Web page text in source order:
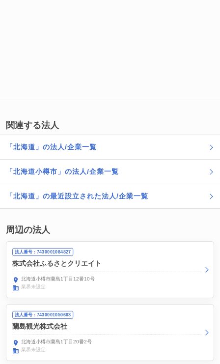
関連する法人
「北海道」の法人/企業一覧
「北海道小樽市」の法人/企業一覧
「北海道」の最近設立された法人/企業一覧
周辺の法人
法人番号：7430001084827
株式会社ふるさとクリエイト
北海道小樽市蘭島1丁目12番10号
業界未設定
法人番号：7430001050663
蘭島観光株式会社
北海道小樽市蘭島1丁目20番2号
業界未設定